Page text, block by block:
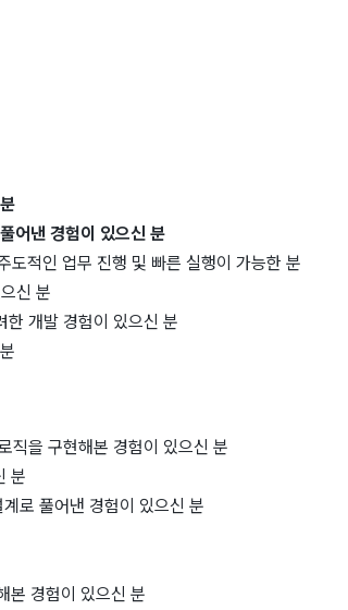
어낸 경험이 있으신 분
도적인 업무 진행 및 빠른 실행이 가능한 분
신 분
한 개발 경험이 있으신 분
직을 구현해본 경험이 있으신 분
분
로 풀어낸 경험이 있으신 분
본 경험이 있으신 분